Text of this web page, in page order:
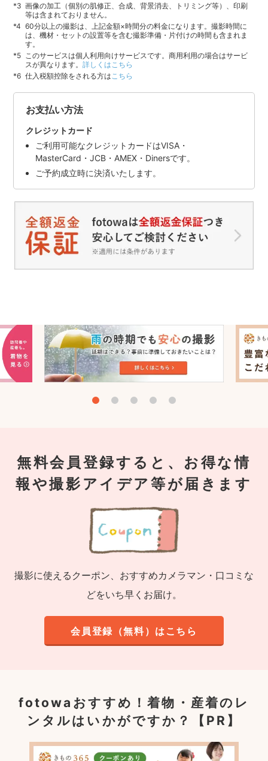
画像の加工（個別の肌修正、合成、背景消去、トリミング等）、印刷
等は含まれておりません。
60分以上の撮影は、上記金額×時間分の料金になります。撮影時間に
は、機材・セットの設置等を含む撮影準備・片付けの時間も含まれま
す。
このサービスは個人利用向けサービスです。商用利用の場合はサービ
スが異なります。詳しくはこちら
仕入税額控除をされる方はこちら
お支払い方法
クレジットカード
ご利用可能なクレジットカードはVISA・
MasterCard・JCB・AMEX・Dinersです。
ご予約成立時に決済いたします。
無料会員登録すると、お得な情
報や撮影アイデア等が届きます
撮影に使えるクーポン、おすすめカメラマン・口コミな
どをいち早くお届け。
会員登録（無料）はこちら
fotowaおすすめ！着物・産着のレ
ンタルはいかがですか？【PR】